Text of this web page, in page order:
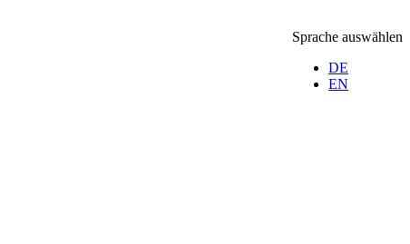
Sprache auswählen
DE
EN